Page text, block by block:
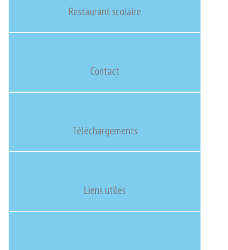
Restaurant scolaire
Contact
Téléchargements
Liens utiles